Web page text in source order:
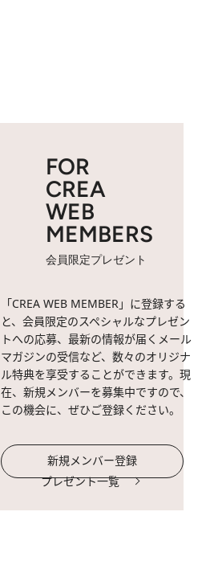
FOR
CREA
WEB
MEMBERS
会員限定プレゼント
「CREA WEB MEMBER」に登録する
と、会員限定のスペシャルなプレゼン
トへの応募、最新の情報が届くメール
マガジンの受信など、数々のオリジナ
ル特典を享受することができます。現
在、新規メンバーを募集中ですので、
この機会に、ぜひご登録ください。
新規メンバー登録
プレゼント一覧